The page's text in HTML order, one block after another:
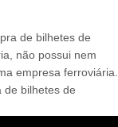
de bilhetes de
não possui nem
empresa ferroviária.
de bilhetes de